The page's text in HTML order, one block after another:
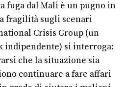
fuga dal Mali è un pugno in
fragilità sugli scenari
Crisis Group (un
indipendente) si interroga:
che la situazione sia
continuare a fare affari